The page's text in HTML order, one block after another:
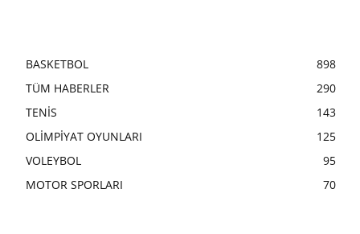
BASKETBOL
898
TÜM HABERLER
290
TENİS
143
OLİMPİYAT OYUNLARI
125
VOLEYBOL
95
MOTOR SPORLARI
70